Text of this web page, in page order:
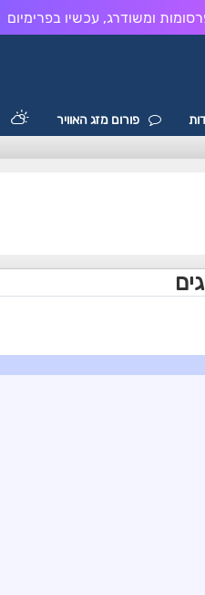
ומשודרג, עכשיו בפרימיום
פורום מזג האוויר